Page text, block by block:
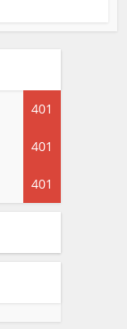
401
401
401